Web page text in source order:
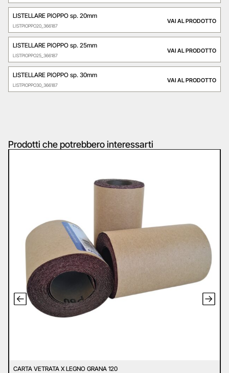
LISTELLARE PIOPPO sp. 20mm
LISTPIOPPO20_366187
VAI AL PRODOTTO
LISTELLARE PIOPPO sp. 25mm
LISTPIOPPO25_366187
VAI AL PRODOTTO
LISTELLARE PIOPPO sp. 30mm
LISTPIOPPO30_366187
VAI AL PRODOTTO
Prodotti che potrebbero interessarti
CARTA VETRATA X LEGNO GRANA 120